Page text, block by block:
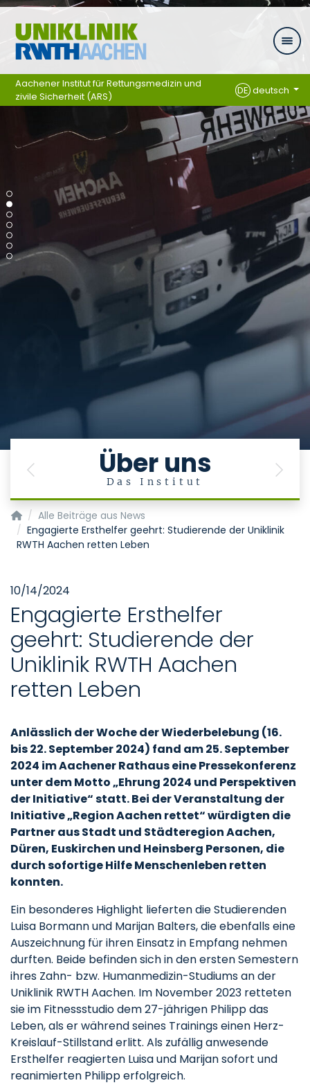
Ga naar navigatie
Über uns
Das Institut
Previous Next
Aachener Institut für Rettungsmedizin und
zivile Sicherheit (ARS)
DEdeutsch
Aachener Institut für Rettungsmedizin und zivile Sicherheit
Alle Beiträge aus News
Engagierte Ersthelfer geehrt: Studierende der Uniklinik
RWTH Aachen retten Leben
10/14/2024
Engagierte Ersthelfer
geehrt: Studierende der
Uniklinik RWTH Aachen
retten Leben
Anlässlich der Woche der Wiederbelebung (16.
bis 22. September 2024) fand am 25. September
2024 im Aachener Rathaus eine Pressekonferenz
unter dem Motto „Ehrung 2024 und Perspektiven
der Initiative“ statt. Bei der Veranstaltung der
Initiative „Region Aachen rettet“ würdigten die
Partner aus Stadt und Städteregion Aachen,
Düren, Euskirchen und Heinsberg Personen, die
durch sofortige Hilfe Menschenleben retten
konnten.
Ein besonderes Highlight lieferten die Studierenden
Luisa Bormann und Marijan Balters, die ebenfalls eine
Auszeichnung für ihren Einsatz in Empfang nehmen
durften. Beide befinden sich in den ersten Semestern
ihres Zahn- bzw. Humanmedizin-Studiums an der
Uniklinik RWTH Aachen. Im November 2023 retteten
sie im Fitnessstudio dem 27-jährigen Philipp das
Leben, als er während seines Trainings einen Herz-
Kreislauf-Stillstand erlitt. Als zufällig anwesende
Ersthelfer reagierten Luisa und Marijan sofort und
reanimierten Philipp erfolgreich.